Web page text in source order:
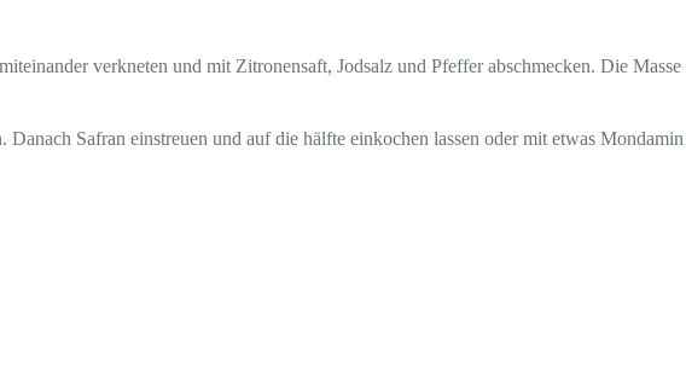
verkneten und mit Zitronensaft, Jodsalz und Pfeffer abschmecken. Die Masse
Safran einstreuen und auf die hälfte einkochen lassen oder mit etwas Mondamin